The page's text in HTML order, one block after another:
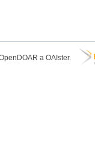
a OAIster.